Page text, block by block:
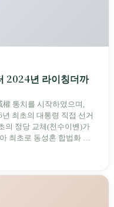
2024년 라이칭더까
權 통치를 시작하였으며,
최초의 대통령 직접 선거
의 정당 교체(천수이볜)가
최초로 동성혼 합법화 지
40.05%, 558만 표로 제16